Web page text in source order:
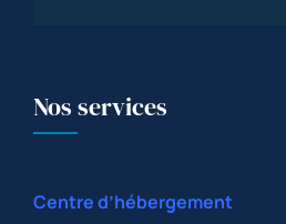
Nos services
Centre d’hébergement